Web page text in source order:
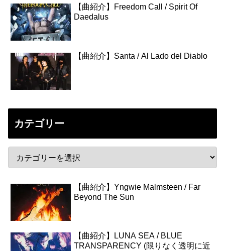
【曲紹介】Freedom Call / Spirit Of
Daedalus
【曲紹介】Santa / Al Lado del Diablo
カテゴリー
【曲紹介】Yngwie Malmsteen / Far
Beyond The Sun
【曲紹介】LUNA SEA / BLUE
TRANSPARENCY (限りなく透明に近